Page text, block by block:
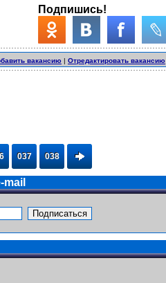
Подпишись!
вакансию | Отредактировать вакансию
037 038